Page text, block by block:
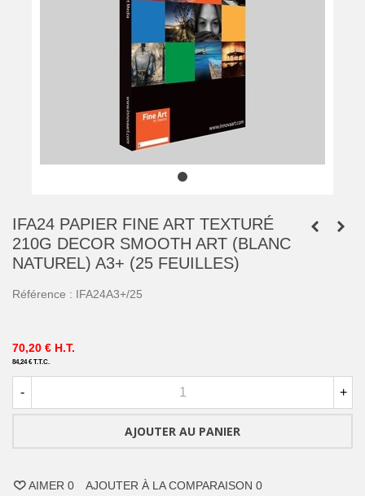
IFA24 PAPIER FINE ART TEXTURÉ
210G DECOR SMOOTH ART (BLANC
NATUREL) A3+ (25 FEUILLES)
Référence : IFA24A3+/25
70,20 € H.T.
84,24 € T.T.C.
- +
AJOUTER AU PANIER
AIMER 0 AJOUTER À LA COMPARAISON 0